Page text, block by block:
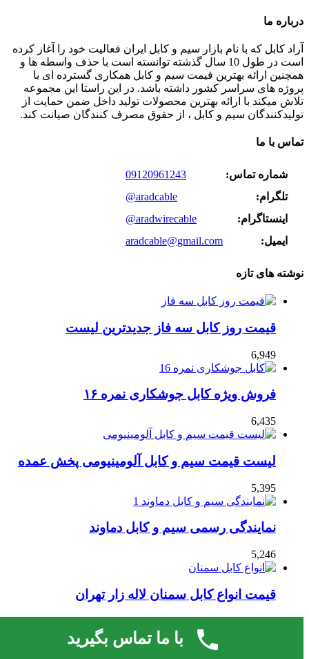
درباره ما
آراد کابل که با نام بازار سیم و کابل ایران فعالیت خود را آغاز کرده
است در طول 10 سال گذشته توانسته است با حذف واسطه ها و
همچنین ارائه بهترین قیمت سیم و کابل همکاری گسترده ای با
پروژه های سراسر کشور داشته باشد. در این راستا این مجموعه
تلاش میکند با ارائه بهترین محصولات تولید داخل ضمن حمایت از
تولیدکنندگان سیم و کابل ، از حقوق مصرف کنندگان صیانت کند.
تماس با ما
شماره تماس:
09120961243
تلگرام:
@aradcable
اینستاگرام:
@aradwirecable
ایمیل:
aradcable@gmail.com
نوشته های تازه
قیمت روز کابل سه فاز جدیدترین لیست
6,949
فروش ویژه کابل جوشکاری نمره ۱۶
6,435
لیست قیمت سیم و کابل آلومینیومی پخش عمده
5,395
نمایندگی رسمی سیم و کابل دماوند
5,246
قیمت انواع کابل سمنان لاله زار تهران
4,727
© 2026 | کلیه حقوق مادی و معنوی این وب سایت متعلق است به
با ما تماس بگیرید
لایسنس فعال نشده است، برای فعال کردن لایسنس به
تنظیمات پوسته بروید.